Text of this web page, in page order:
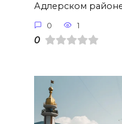
Адлерском
0 1
0